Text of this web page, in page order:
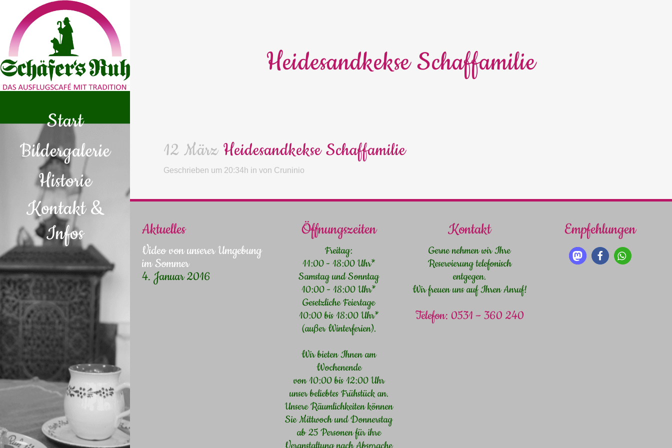
Start
Bildergalerie
Historie
Kontakt &
Infos
Heidesandkekse Schaffamilie
12 MärzHeidesandkekse Schaffamilie
Geschrieben um 20:34h in von Cruninio
Aktuelles
Video von unserer Umgebung
im Sommer
4. Januar 2016
Öffnungszeiten
Freitag:
11:00 - 18:00 Uhr*
Samstag und Sonntag
10:00 - 18:00 Uhr*
Gesetzliche Feiertage
10:00 bis 18:00 Uhr*
(außer Winterferien).
Wir bieten Ihnen am
Wochenende
von 10:00 bis 12:00 Uhr
unser beliebtes Frühstück an.
Unsere Räumlichkeiten können
Sie Mittwoch und Donnerstag
ab 25 Personen für ihre
Kontakt
Gerne nehmen wir Ihre
Reservierung telefonisch
entgegen.
Wir freuen uns auf Ihren Anruf!
Telefon: 0531 – 360 240
Empfehlungen